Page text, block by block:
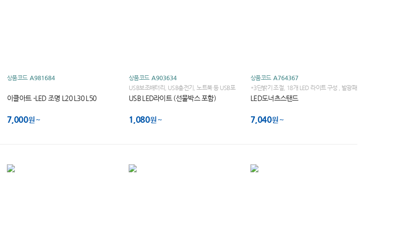
상품코드 A981684
이클아트 -LED 조명 L20 L30 L50
7,000원
상품코드 A903634
USB보조배터리, USB충전기, 노트북 등 USB포
트에 연결하여 사용하는 USB LED라이트
USB LED라이트 (선물박스 포함)
1,080원
상품코드 A764367
*3단밝기 조절, 18개 LED 라이트 구성 , 발광패
널은 무광 처리가 되어 눈부심이 적습니다.
LED도너츠스탠드
7,040원